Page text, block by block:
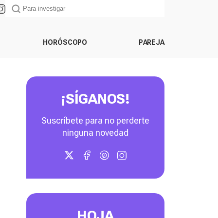
HORÓSCOPO PAREJA
¡SÍGANOS!
Suscríbete para no perderte
ninguna novedad